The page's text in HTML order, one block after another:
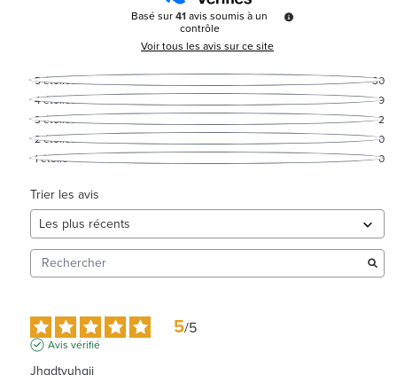
Basé sur41avis soumis à un
contrôle
Voir tous les avis sur ce site
5étoiles
30
4étoiles
9
3étoiles
2
2étoiles
0
1étoile 0
Trier les avis
5/5
Avis vérifié
Jhgdtyuhgjj